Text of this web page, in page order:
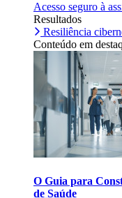
Acesso seguro à
Resultados
Resiliência
Conteúdo em
O Guia para
de Saúde